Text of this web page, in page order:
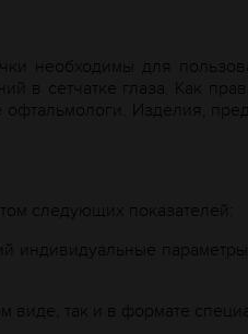
необходимы для
в сетчатке глаза. Как
Изделия,
следующих показателей:
индивидуальные
виде, так и в формате